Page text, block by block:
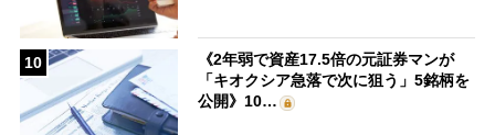
10
《2年弱で資産17.5倍の元証券マンが
「キオクシア急落で次に狙う」5銘柄を
公開》10…